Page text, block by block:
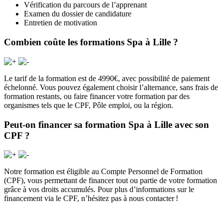
Vérification du parcours de l’apprenant
Examen du dossier de candidature
Entretien de motivation
Combien coûte les formations Spa à Lille ?
Le tarif de la formation est de 4990€, avec possibilité de paiement
échelonné. Vous pouvez également choisir l’alternance, sans frais de
formation restants, ou faire financer votre formation par des
organismes tels que le CPF, Pôle emploi, ou la région.
Peut-on financer sa formation Spa à Lille avec son
CPF ?
Notre formation est éligible au Compte Personnel de Formation
(CPF), vous permettant de financer tout ou partie de votre formation
grâce à vos droits accumulés. Pour plus d’informations sur le
financement via le CPF, n’hésitez pas à nous contacter !